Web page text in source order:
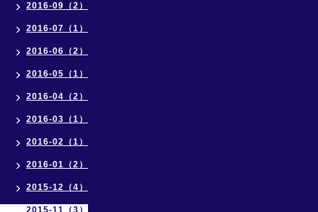
2016-09（2）
2016-07（1）
2016-06（2）
2016-05（1）
2016-04（2）
2016-03（1）
2016-02（1）
2016-01（2）
2015-12（4）
2015-11（3）